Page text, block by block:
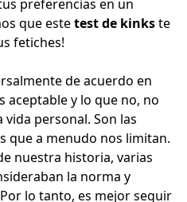
preferencias en un
que estetest de kinkste
fetiches!
de acuerdo en
aceptable y lo que no, no
personal. Son las
que a menudo nos limitan.
nuestra historia, varias
la norma y
lo tanto, es mejor seguir